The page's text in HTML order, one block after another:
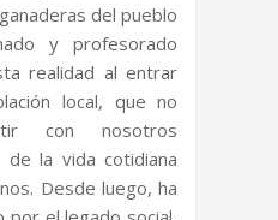
del pueblo
y profesorado
realidad al entrar
local, que no
con nosotros
de la vida cotidiana
Desde luego, ha